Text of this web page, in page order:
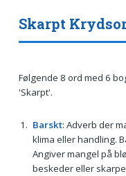
Skarpt
Følgende 8 ord med 6
'Skarpt'.
Barskt: Adverb der
klima eller handling.
Angiver mangel på
beskeder eller